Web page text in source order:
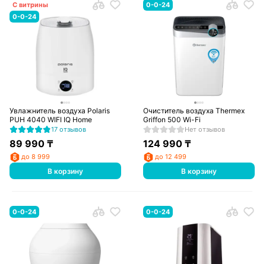
С витрины
0-0-24
Увлажнитель воздуха Polaris
PUH 4040 WIFI IQ Home
17 отзывов
89 990₸
до 8 999
В корзину
0-0-24
Очиститель воздуха Thermex
Griffon 500 Wi-Fi
Нет отзывов
124 990 ₸
до 12 499
В корзину
0-0-24 0-0-24